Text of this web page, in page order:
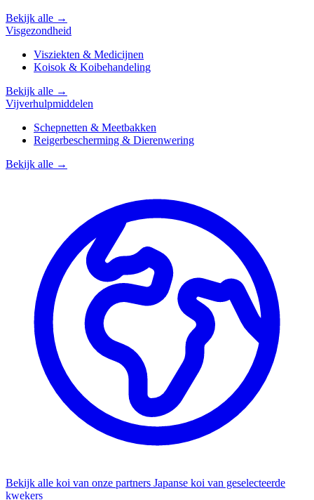
Bekijk alle →
Visgezondheid
Visziekten & Medicijnen
Koisok & Koibehandeling
Bekijk alle →
Vijverhulpmiddelen
Schepnetten & Meetbakken
Reigerbescherming & Dierenwering
Bekijk alle →
Bekijk alle koi van onze partners Japanse koi van geselecteerde
kwekers